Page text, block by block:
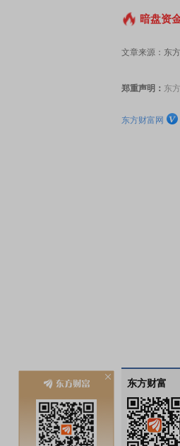
暗盘资
文章来源：东
郑重声明： 东
东方财富网
东方财富